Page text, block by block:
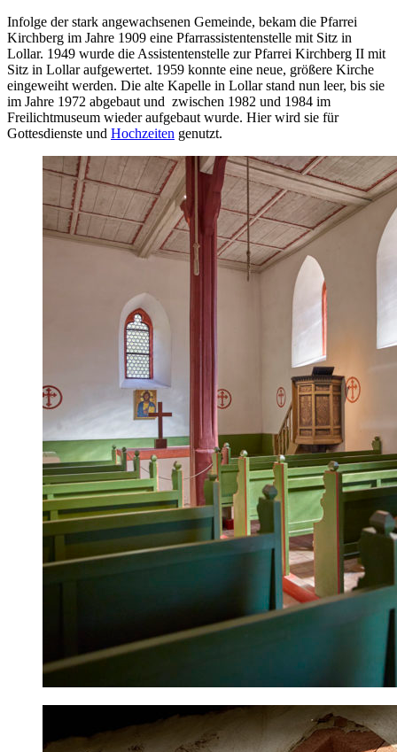
Infolge der stark angewachsenen Gemeinde, bekam die Pfarrei
Kirchberg im Jahre 1909 eine Pfarrassistentenstelle mit Sitz in
Lollar. 1949 wurde die Assistentenstelle zur Pfarrei Kirchberg II mit
Sitz in Lollar aufgewertet. 1959 konnte eine neue, größere Kirche
eingeweiht werden. Die alte Kapelle in Lollar stand nun leer, bis sie
im Jahre 1972 abgebaut und zwischen 1982 und 1984 im
Freilichtmuseum wieder aufgebaut wurde. Hier wird sie für
Gottesdienste und Hochzeiten genutzt.